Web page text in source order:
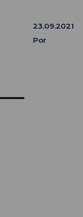
23.09.2021
Por